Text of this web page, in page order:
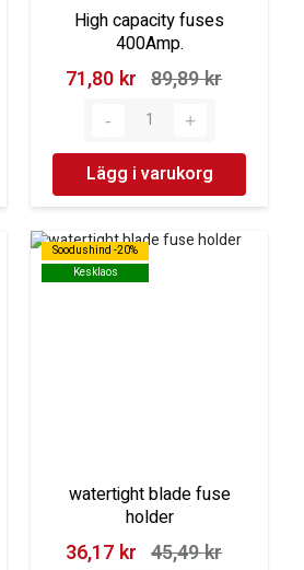
High capacity fuses
400Amp.
71,80 kr‎ 89,89 kr‎
Lägg i varukorg
Soodushind -20%
Kesklaos
Soodushind -20%
Kesklaos
watertight blade fuse
holder
36,17 kr‎ 45,49 kr‎